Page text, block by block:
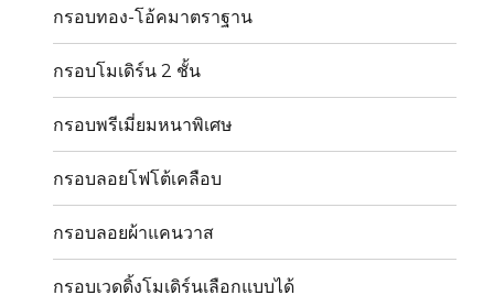
กรอบทอง-โอ้คมาตราฐาน
กรอบโมเดิร์น 2 ชั้น
กรอบพรีเมี่ยมหนาพิเศษ
กรอบลอยโฟโต้เคลือบ
กรอบลอยผ้าแคนวาส
กรอบเวดดิ้งโมเดิร์นเลือกแบบได้